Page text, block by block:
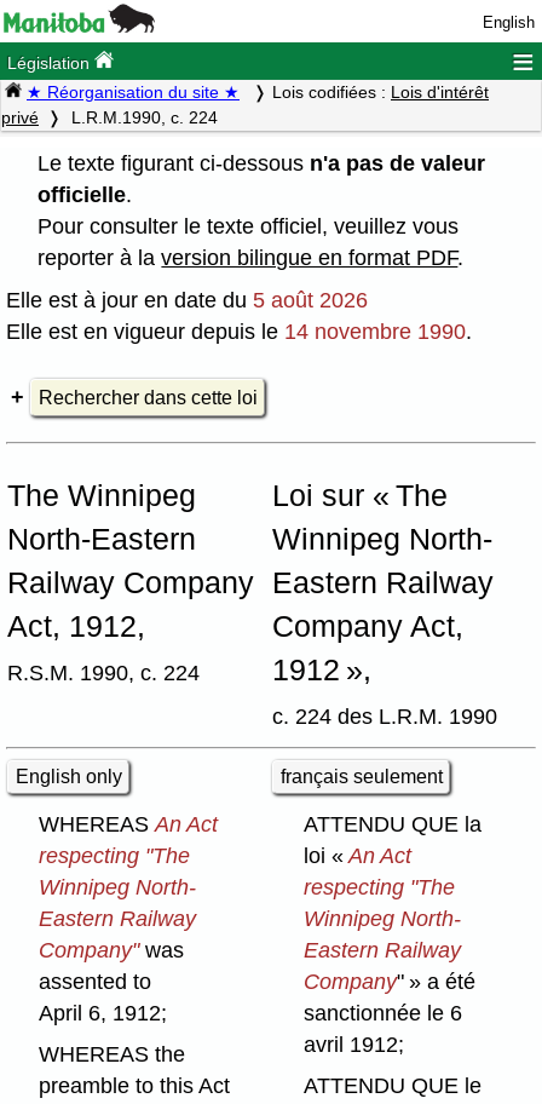
English
Législation ≡
★ Réorganisation du site ★ Lois codifiées : Lois d'intérêt
privé
L.R.M.1990, c. 224
Le texte figurant ci-dessous n'a pas de valeur
officielle.
Pour consulter le texte officiel, veuillez vous
reporter à laversion bilingue en format PDF.
Elle est à jour en date du 5 août 2026
Elle est en vigueur depuis le 14 novembre 1990.
Rechercher dans cette loi
The Winnipeg
North-Eastern
Railway Company
Act, 1912,
R.S.M. 1990, c. 224
Loi sur « The
Winnipeg North-
Eastern Railway
Company Act,
1912 »,
c. 224 des L.R.M. 1990
English only français seulement
WHEREASAn Act
respecting "The
Winnipeg North-
Eastern Railway
Company"was
assented to
April 6, 1912;
WHEREAS the
preamble to this Act
ATTENDU QUE la
loi «An Act
respecting "The
Winnipeg North-
Eastern Railway
Company" » a été
sanctionnée le 6
avril 1912;
ATTENDU QUE le